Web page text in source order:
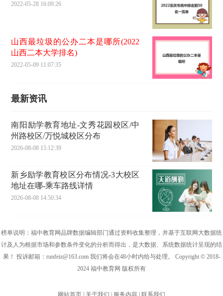
2022-05-28 16:09:26
山西最垃圾的公办二本是哪所(2022
山西二本大学排名)
2022-05-09 11:07:35
最新资讯
南阳励学教育地址-文秀花园校区/中
州路校区/万悦城校区分布
2026-08-08 15:12:39
新乡励学教育校区分布情况-3大校区
地址在哪-乘车路线详情
2026-08-08 14:50:34
榜单说明：福中教育网品牌数据编辑部门通过资料收集整理，并基于互联网大数据统
计及人为根据市场和参数条件变化的分析而得出，是大数据、系统数据统计呈现的结
果！ 投诉邮箱：runfeiz@163.com 我们将会在48小时内给与处理。 Copyright © 2018-
2024 福中教育网 版权所有